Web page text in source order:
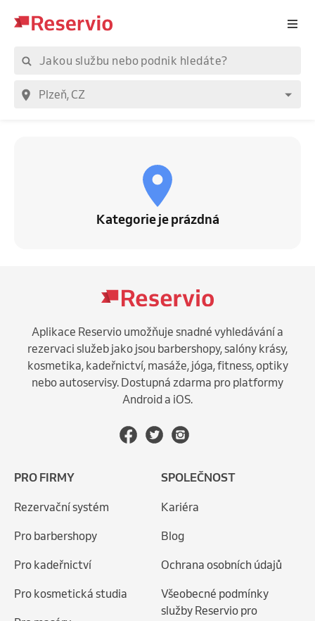
Kategorie je prázdná
Aplikace Reservio umožňuje snadné vyhledávání a
rezervaci služeb jako jsou barbershopy, salóny krásy,
kosmetika, kadeřnictví, masáže, jóga, fitness, optiky
nebo autoservisy. Dostupná zdarma pro platformy
Android a iOS.
PRO FIRMY
Rezervační systém
Pro barbershopy
Pro kadeřnictví
Pro kosmetická studia
SPOLEČNOST
Kariéra
Blog
Ochrana osobních údajů
Všeobecné podmínky
služby Reservio pro